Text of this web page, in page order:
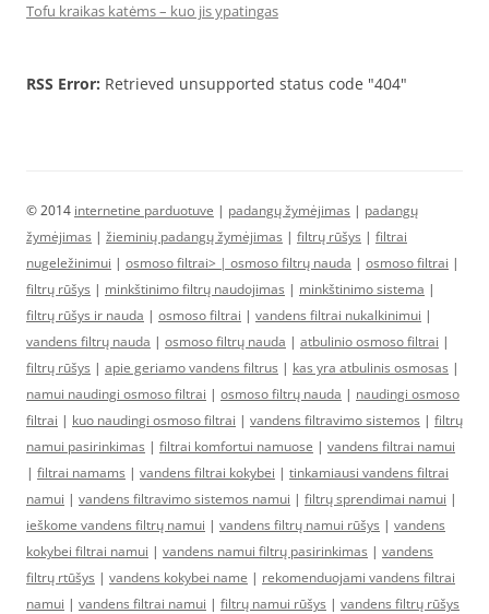
Tofu kraikas katėms – kuo jis ypatingas
RSS Error: Retrieved unsupported status code "404"
© 2014 internetine parduotuve | padangų žymėjimas | padangų
žymėjimas | žieminių padangų žymėjimas | filtrų rūšys | filtrai
nugeležinimui | osmoso filtrai> | osmoso filtrų nauda | osmoso filtrai |
filtrų rūšys | minkštinimo filtrų naudojimas | minkštinimo sistema |
filtrų rūšys ir nauda | osmoso filtrai | vandens filtrai nukalkinimui |
vandens filtrų nauda | osmoso filtrų nauda | atbulinio osmoso filtrai |
filtrų rūšys | apie geriamo vandens filtrus | kas yra atbulinis osmosas |
namui naudingi osmoso filtrai | osmoso filtrų nauda | naudingi osmoso
filtrai | kuo naudingi osmoso filtrai | vandens filtravimo sistemos | filtrų
namui pasirinkimas | filtrai komfortui namuose | vandens filtrai namui
| filtrai namams | vandens filtrai kokybei | tinkamiausi vandens filtrai
namui | vandens filtravimo sistemos namui | filtrų sprendimai namui |
ieškome vandens filtrų namui | vandens filtrų namui rūšys | vandens
kokybei filtrai namui | vandens namui filtrų pasirinkimas | vandens
filtrų rtūšys | vandens kokybei name | rekomenduojami vandens filtrai
namui | vandens filtrai namui | filtrų namui rūšys | vandens filtrų rūšys